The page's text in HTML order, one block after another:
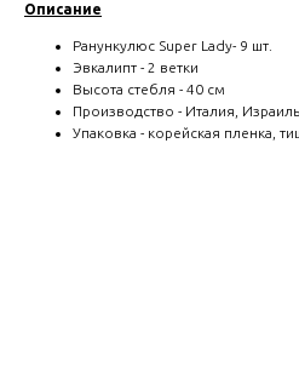
Описание
Ранункулюс Super Lady- 9 шт.
Эвкалипт - 2 ветки
Высота стебля - 40 см
Производство - Италия, Израиль
Упаковка - корейская пленка,